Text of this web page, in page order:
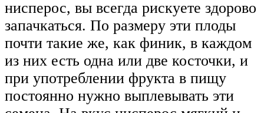
нисперос, вы всегда рискуете здорово
запачкаться. По размеру эти плоды
почти такие же, как финик, в каждом
из них есть одна или две косточки, и
при употреблении фрукта в пищу
постоянно нужно выплевывать эти